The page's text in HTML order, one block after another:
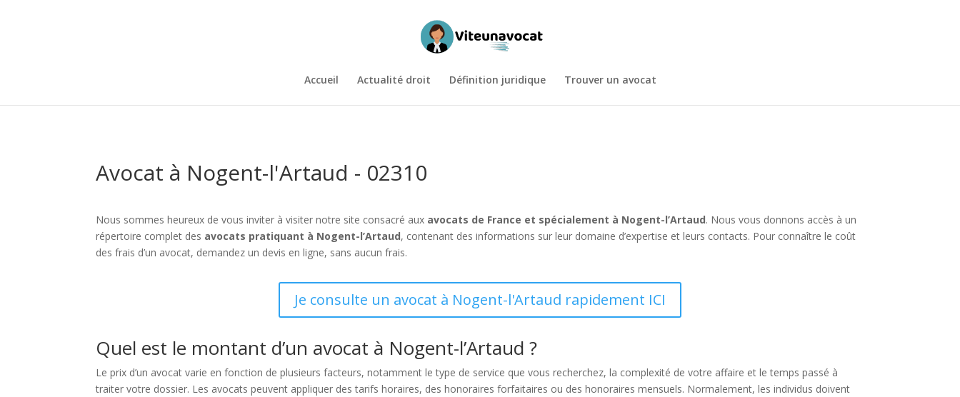
Accueil Actualité droit Définition juridique Trouver un avocat
Avocat à Nogent-l'Artaud - 02310
Nous sommes heureux de vous inviter à visiter notre site consacré aux avocats de France et spécialement à Nogent-l’Artaud. Nous vous donnons accès à un
répertoire complet des avocats pratiquant à Nogent-l’Artaud, contenant des informations sur leur domaine d’expertise et leurs contacts. Pour connaître le coût
des frais d’un avocat, demandez un devis en ligne, sans aucun frais.
Je consulte un avocat à Nogent-l'Artaud rapidement ICI
Quel est le montant d’un avocat à Nogent-l’Artaud ?
Le prix d’un avocat varie en fonction de plusieurs facteurs, notamment le type de service que vous recherchez, la complexité de votre affaire et le temps passé à
traiter votre dossier. Les avocats peuvent appliquer des tarifs horaires, des honoraires forfaitaires ou des honoraires mensuels. Normalement, les individus doivent